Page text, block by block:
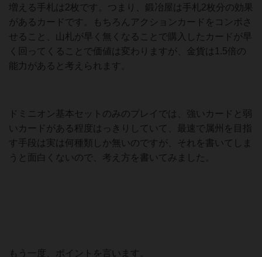
増える手札は2枚です。つまり、鍛冶屋は手札2枚分の効果
があるカードです。もちろんアクションカードをコンボさ
せること、山札が早く無くなることで購入したカードが早
く回ってくることで価値は変わりますが、金貨は1.5倍の
能力があると考えられます。
ドミニオン基本セットのみのプレイでは、強いカードと弱
いカードがある程度はっきりしていて、最速で属州を目指
す手段は実は何種類しか無いのですが、それを書いてしま
うと面白くないので、考え方を書いてみました。
もう一度、ポイントを言います。